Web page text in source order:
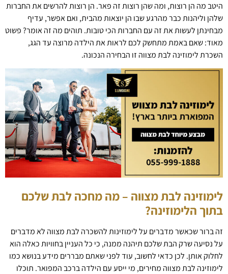
היטב מה הן רוצות, ומה שהן רוצות זה פאר. הן רוצות להרשים את החברות
שלהן וליהנות כבר מהרגע שבו הן יוצאות מהבית, ואם אפשר, עדיף
מבחינתן לעשות את זה עם החברות הכי טובות. תוהים מה זה אומר? פשוט
מאוד: שאם באמת מתחשק לכם לראות את הילדה מרוצה עד הגג,
השכרת לימוזינה לבת מצווה זו הבחירה הנכונה.
לימוזינה לבת מצווה – מה מחכה לבת שלכם
בתוך הלימוזינה?
זה ברור שכאשר מדברים על לימוזינות להשכרה לבת מצווה לא מדברים
על נסיעה שרק הבת שלכם תיהנה ממנה, כי כל העניין בחוויות כאלה הוא
לחלוק אותן. לכן כדאי לחשוב, עוד לפני שאתם מבררים מידע בנושא כמו
לימוזינה לבת מצווה מחירים, מי ייסע עם הילדה ברכב המפואר. תוכלו